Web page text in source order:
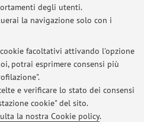
degli utenti.
la navigazione solo con i
facoltativi attivando l'opzione
potrai esprimere consensi più
e verificare lo stato dei consensi
cookie" del sito.
la nostra Cookie policy.
sono presenti avvisi.